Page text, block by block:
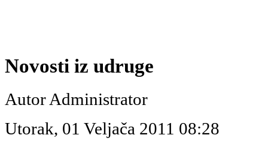
Novosti iz udruge
Autor Administrator
Utorak, 01 Veljača 2011 08:28